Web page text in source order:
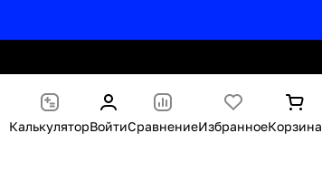
КалькуляторВойтиСравнениеИзбранноеКорзина